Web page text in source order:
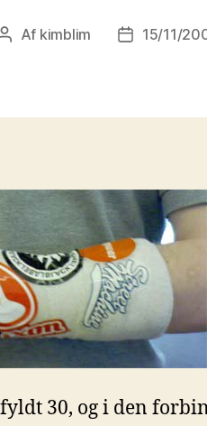
Indlægsforfatter
Af kimblim Indlægsdato
15/11/
30, og i den